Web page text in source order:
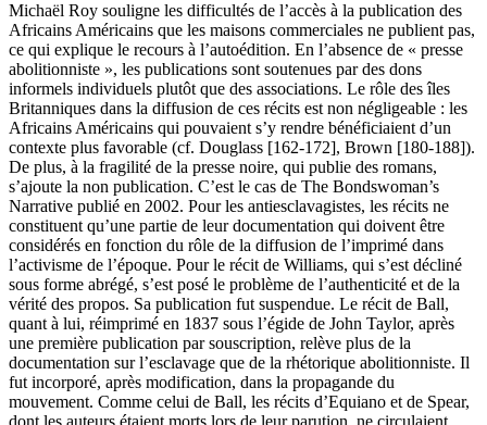
Michaël Roy souligne les difficultés de l’accès à la publication des
Africains Américains que les maisons commerciales ne publient pas,
ce qui explique le recours à l’autoédition. En l’absence de « presse
abolitionniste », les publications sont soutenues par des dons
informels individuels plutôt que des associations. Le rôle des îles
Britanniques dans la diffusion de ces récits est non négligeable : les
Africains Américains qui pouvaient s’y rendre bénéficiaient d’un
contexte plus favorable (cf. Douglass [162-172], Brown [180-188]).
De plus, à la fragilité de la presse noire, qui publie des romans,
s’ajoute la non publication. C’est le cas de The Bondswoman’s
Narrative publié en 2002. Pour les antiesclavagistes, les récits ne
constituent qu’une partie de leur documentation qui doivent être
considérés en fonction du rôle de la diffusion de l’imprimé dans
l’activisme de l’époque. Pour le récit de Williams, qui s’est décliné
sous forme abrégé, s’est posé le problème de l’authenticité et de la
vérité des propos. Sa publication fut suspendue. Le récit de Ball,
quant à lui, réimprimé en 1837 sous l’égide de John Taylor, après
une première publication par souscription, relève plus de la
documentation sur l’esclavage que de la rhétorique abolitionniste. Il
fut incorporé, après modification, dans la propagande du
mouvement. Comme celui de Ball, les récits d’Equiano et de Spear,